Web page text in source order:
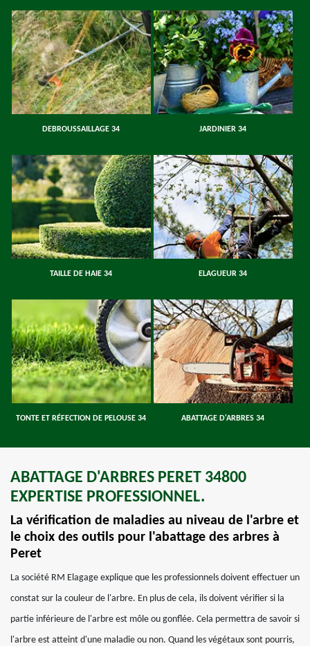
DEBROUSSAILLAGE 34 JARDINIER 34
TAILLE DE HAIE 34 ELAGUEUR 34
TONTE ET RÉFECTION DE PELOUSE 34 ABATTAGE D'ARBRES 34
ABATTAGE D'ARBRES PERET 34800
EXPERTISE PROFESSIONNEL.
La vérification de maladies au niveau de l'arbre et
le choix des outils pour l'abattage des arbres à
Peret
La société RM Elagage explique que les professionnels doivent effectuer un
constat sur la couleur de l'arbre. En plus de cela, ils doivent vérifier si la
partie inférieure de l'arbre est môle ou gonflée. Cela permettra de savoir si
l'arbre est atteint d'une maladie ou non. Quand les végétaux sont pourris,